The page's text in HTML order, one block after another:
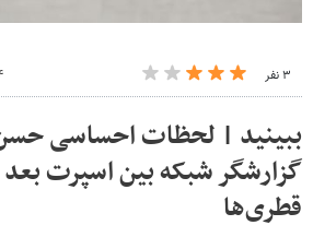
۳ نفر ۲۴
ببینید | لحظات احساسی
گزارشگر شبکه بین اسپرت
قطری‌ها